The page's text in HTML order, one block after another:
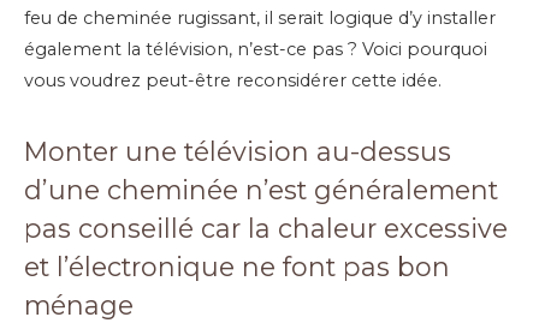
feu de cheminée rugissant, il serait logique d’y installer
également la télévision, n’est-ce pas ? Voici pourquoi
vous voudrez peut-être reconsidérer cette idée.
Monter une télévision au-dessus
d’une cheminée n’est généralement
pas conseillé car la chaleur excessive
et l’électronique ne font pas bon
ménage